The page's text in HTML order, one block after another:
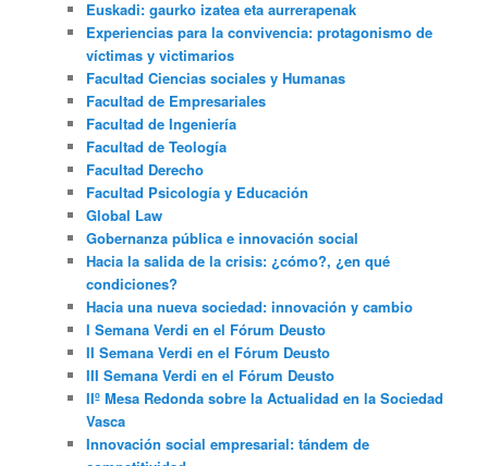
Euskadi: gaurko izatea eta aurrerapenak
Experiencias para la convivencia: protagonismo de
víctimas y victimarios
Facultad Ciencias sociales y Humanas
Facultad de Empresariales
Facultad de Ingeniería
Facultad de Teología
Facultad Derecho
Facultad Psicología y Educación
Global Law
Gobernanza pública e innovación social
Hacia la salida de la crisis: ¿cómo?, ¿en qué
condiciones?
Hacia una nueva sociedad: innovación y cambio
I Semana Verdi en el Fórum Deusto
II Semana Verdi en el Fórum Deusto
III Semana Verdi en el Fórum Deusto
IIº Mesa Redonda sobre la Actualidad en la Sociedad
Vasca
Innovación social empresarial: tándem de